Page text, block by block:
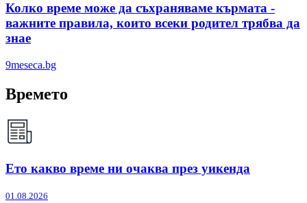
Колко време може да съхраняваме кърмата -
важните правила, които всеки родител трябва да
знае
9meseca.bg
Времето
Ето какво време ни очаква през уикенда
01.08.2026